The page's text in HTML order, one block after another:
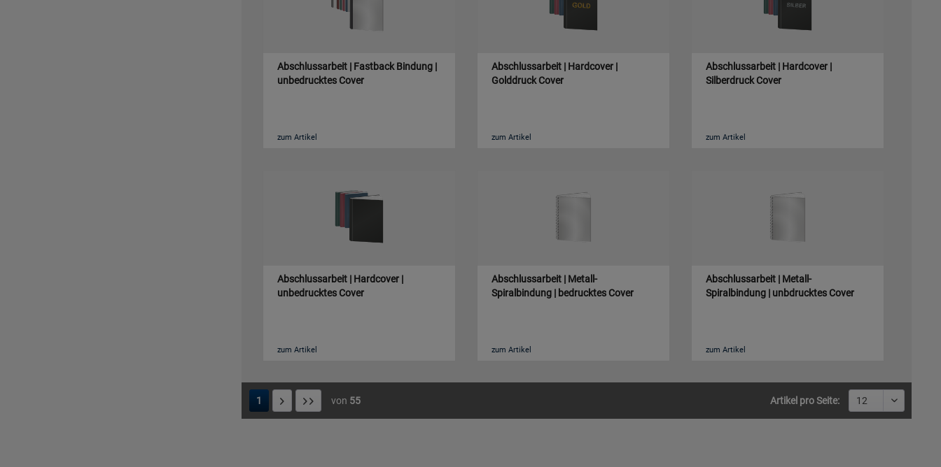
Abschlussarbeit | Fastback Bindung |
unbedrucktes Cover
zum Artikel
Abschlussarbeit | Hardcover |
Golddruck Cover
zum Artikel
Abschlussarbeit | Hardcover |
Silberdruck Cover
zum Artikel
Abschlussarbeit | Hardcover |
unbedrucktes Cover
zum Artikel
Abschlussarbeit | Metall-
Spiralbindung | bedrucktes Cover
zum Artikel
Abschlussarbeit | Metall-
Spiralbindung | unbdrucktes Cover
zum Artikel
1 von 55 Artikel pro Seite: